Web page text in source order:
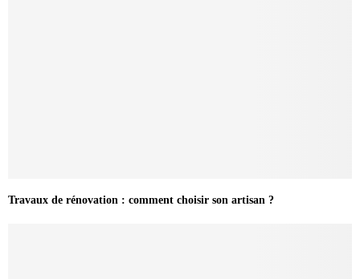
Travaux de rénovation : comment choisir son artisan ?